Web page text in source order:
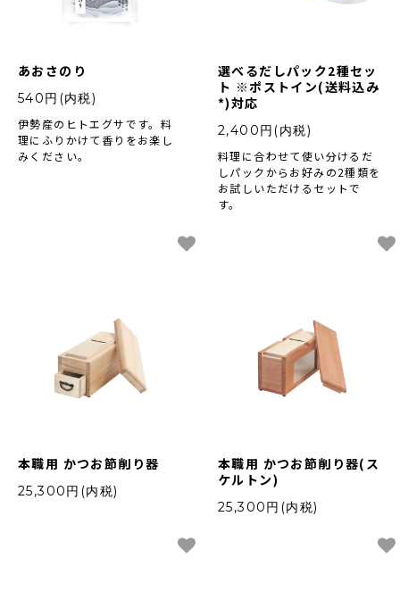
あおさのり
540円(内税)
伊勢産のヒトエグサです。料
理にふりかけて香りをお楽し
みください。
選べるだしパック2種セッ
ト ※ポストイン(送料込み
*)対応
2,400円(内税)
料理に合わせて使い分けるだ
しパックからお好みの2種類を
お試しいただけるセットで
す。
本職用 かつお節削り器
25,300円(内税)
本職用 かつお節削り器(ス
ケルトン)
25,300円(内税)